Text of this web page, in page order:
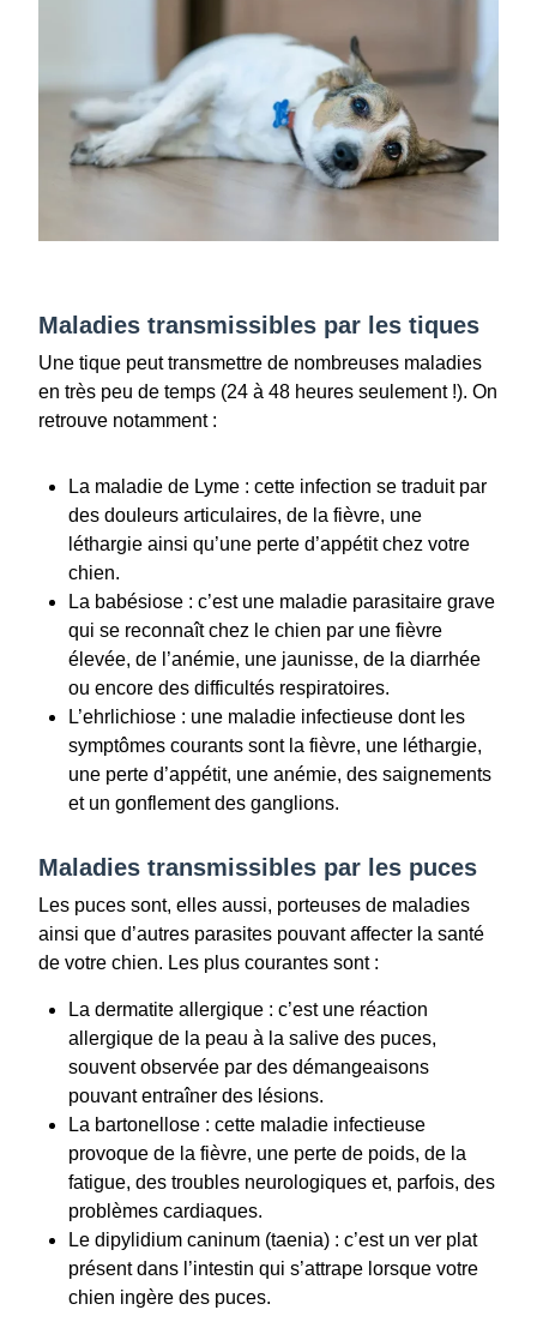
Maladies transmissibles par les tiques
Une tique peut transmettre de nombreuses maladies
en très peu de temps (24 à 48 heures seulement !). On
retrouve notamment :
La maladie de Lyme : cette infection se traduit par
des douleurs articulaires, de la fièvre, une
léthargie ainsi qu’une perte d’appétit chez votre
chien.
La babésiose : c’est une maladie parasitaire grave
qui se reconnaît chez le chien par une fièvre
élevée, de l’anémie, une jaunisse, de la diarrhée
ou encore des difficultés respiratoires.
L’ehrlichiose : une maladie infectieuse dont les
symptômes courants sont la fièvre, une léthargie,
une perte d’appétit, une anémie, des saignements
et un gonflement des ganglions.
Maladies transmissibles par les puces
Les puces sont, elles aussi, porteuses de maladies
ainsi que d’autres parasites pouvant affecter la santé
de votre chien. Les plus courantes sont :
La dermatite allergique : c’est une réaction
allergique de la peau à la salive des puces,
souvent observée par des démangeaisons
pouvant entraîner des lésions.
La bartonellose : cette maladie infectieuse
provoque de la fièvre, une perte de poids, de la
fatigue, des troubles neurologiques et, parfois, des
problèmes cardiaques.
Le dipylidium caninum (taenia) : c’est un ver plat
présent dans l’intestin qui s’attrape lorsque votre
chien ingère des puces.